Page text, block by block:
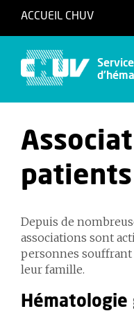
ACCUEIL CHUV
patients
Depuis de
associations sont
personnes souffrant
leur famille.
Hématologie